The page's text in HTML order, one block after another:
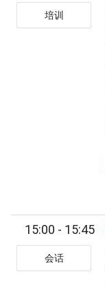
培训
15:00 - 15:45
会话